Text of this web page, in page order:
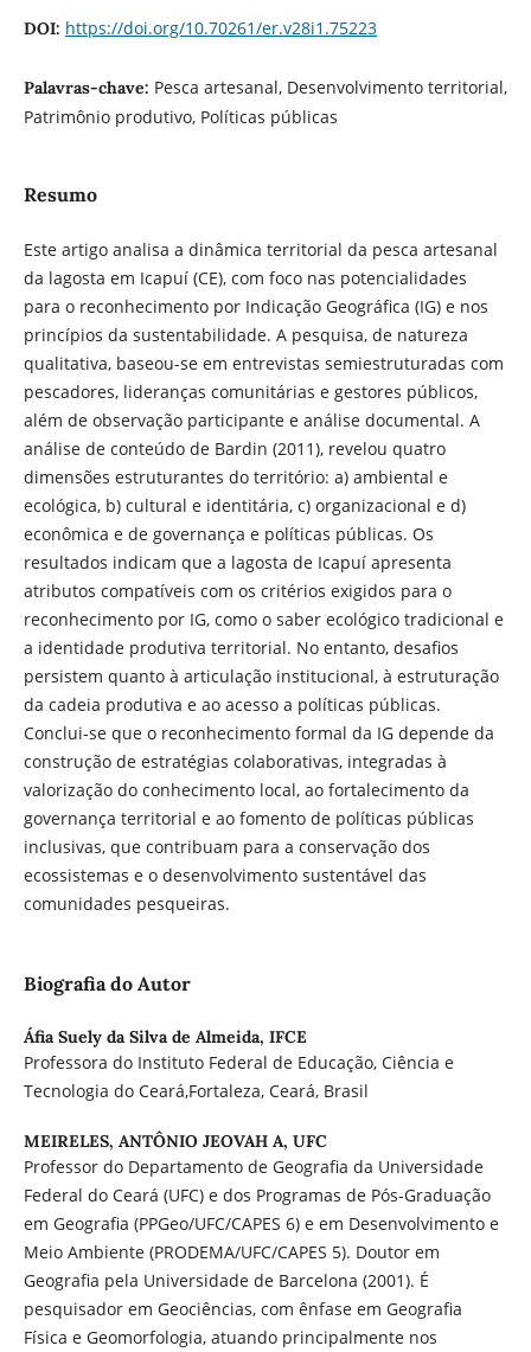
DOI: https://doi.org/10.70261/er.v28i1.75223
Palavras-chave: Pesca artesanal, Desenvolvimento territorial,
Patrimônio produtivo, Políticas públicas
Resumo
Este artigo analisa a dinâmica territorial da pesca artesanal
da lagosta em Icapuí (CE), com foco nas potencialidades
para o reconhecimento por Indicação Geográfica (IG) e nos
princípios da sustentabilidade. A pesquisa, de natureza
qualitativa, baseou-se em entrevistas semiestruturadas com
pescadores, lideranças comunitárias e gestores públicos,
além de observação participante e análise documental. A
análise de conteúdo de Bardin (2011), revelou quatro
dimensões estruturantes do território: a) ambiental e
ecológica, b) cultural e identitária, c) organizacional e d)
econômica e de governança e políticas públicas. Os
resultados indicam que a lagosta de Icapuí apresenta
atributos compatíveis com os critérios exigidos para o
reconhecimento por IG, como o saber ecológico tradicional e
a identidade produtiva territorial. No entanto, desafios
persistem quanto à articulação institucional, à estruturação
da cadeia produtiva e ao acesso a políticas públicas.
Conclui-se que o reconhecimento formal da IG depende da
construção de estratégias colaborativas, integradas à
valorização do conhecimento local, ao fortalecimento da
governança territorial e ao fomento de políticas públicas
inclusivas, que contribuam para a conservação dos
ecossistemas e o desenvolvimento sustentável das
comunidades pesqueiras.
Biografia do Autor
Áfia Suely da Silva de Almeida, IFCE
Professora do Instituto Federal de Educação, Ciência e
Tecnologia do Ceará,Fortaleza, Ceará, Brasil
MEIRELES, ANTÔNIO JEOVAH A, UFC
Professor do Departamento de Geografia da Universidade
Federal do Ceará (UFC) e dos Programas de Pós-Graduação
em Geografia (PPGeo/UFC/CAPES 6) e em Desenvolvimento e
Meio Ambiente (PRODEMA/UFC/CAPES 5). Doutor em
Geografia pela Universidade de Barcelona (2001). É
pesquisador em Geociências, com ênfase em Geografia
Física e Geomorfologia, atuando principalmente nos